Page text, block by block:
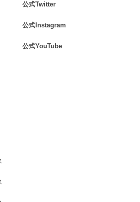
公式Twitter
公式Instagram
公式YouTube